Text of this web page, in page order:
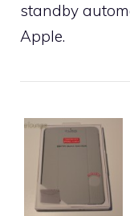
standby
Apple.